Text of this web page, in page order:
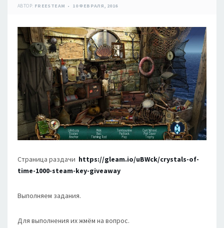
АВТОР: FREESTEAM 10 ФЕВРАЛЯ, 2016
Страница раздачи https://gleam.io/uBWck/crystals-of-
time-1000-steam-key-giveaway
Выполняем задания.
Для выполнения их жмём на вопрос.